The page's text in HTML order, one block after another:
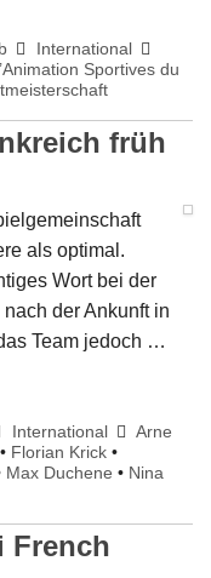
International
Sportives du
früh
als optimal.
Wort bei der
der Ankunft in
Team jedoch …
International
Arne
• Florian Krick •
Max Duchene • Nina
French